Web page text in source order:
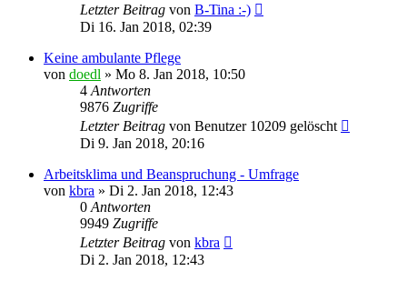
Letzter Beitrag von B-Tina :-)
Di 16. Jan 2018, 02:39
Keine ambulante Pflege
von doedl » Mo 8. Jan 2018, 10:50
4 Antworten
9876 Zugriffe
Letzter Beitrag von Benutzer 10209 gelöscht
Di 9. Jan 2018, 20:16
Arbeitsklima und Beanspruchung - Umfrage
von kbra » Di 2. Jan 2018, 12:43
0 Antworten
9949 Zugriffe
Letzter Beitrag von kbra
Di 2. Jan 2018, 12:43